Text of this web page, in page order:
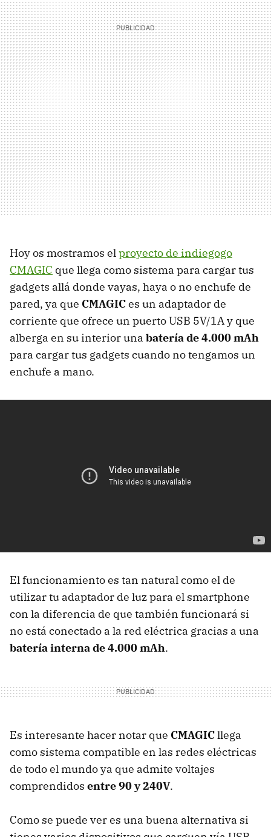
Hoy os mostramos elproyecto de indiegogo
CMAGIC que llega como sistema para cargar tus
gadgets allá donde vayas, haya o no enchufe de
pared, ya que CMAGICes un adaptador de
corriente que ofrece un puerto USB 5V/1A y que
alberga en su interior una batería de 4.000 mAh
para cargar tus gadgets cuando no tengamos un
enchufe a mano.
El funcionamiento es tan natural como el de
utilizar tu adaptador de luz para el smartphone
con la diferencia de que también funcionará si
no está conectado a la red eléctrica gracias a una
batería interna de 4.000 mAh.
Es interesante hacer notar que CMAGICllega
como sistema compatible en las redes eléctricas
de todo el mundo ya que admite voltajes
comprendidos entre 90 y 240V.
Como se puede ver es una buena alternativa si